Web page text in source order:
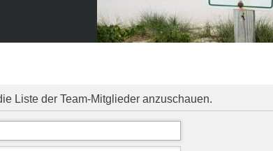
Liste der Team-Mitglieder anzuschauen.